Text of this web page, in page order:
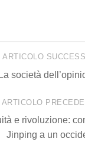
ARTICOLO
La società
ARTICOLO
e rivoluzione:
Jinping a un